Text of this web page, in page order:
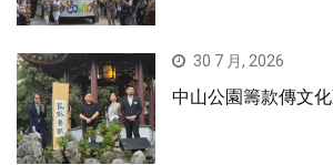
30 7 月, 2026
中山公園籌款傳文